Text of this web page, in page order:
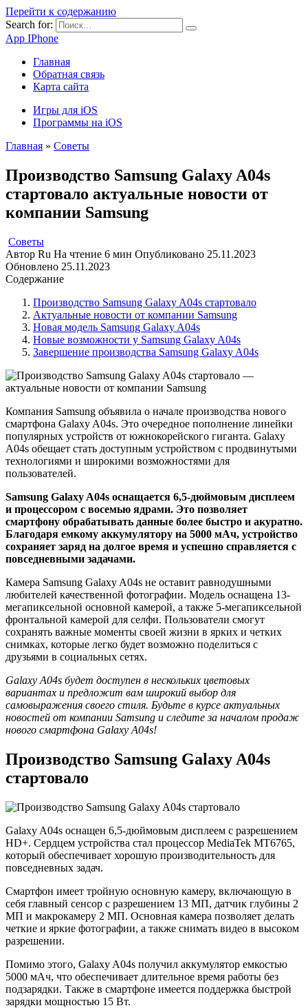
Перейти к содержанию
Search for:
App IPhone
Главная
Обратная связь
Карта сайта
Игры для iOS
Программы на iOS
Главная » Советы
Производство Samsung Galaxy A04s
стартовало актуальные новости от
компании Samsung
Советы
Автор Ru На чтение 6 мин Опубликовано 25.11.2023
Обновлено 25.11.2023
Содержание
Производство Samsung Galaxy A04s стартовало
Актуальные новости от компании Samsung
Новая модель Samsung Galaxy A04s
Новые возможности у Samsung Galaxy A04s
Завершение производства Samsung Galaxy A04s
Компания Samsung объявила о начале производства нового
смартфона Galaxy A04s. Это очередное пополнение линейки
популярных устройств от южнокорейского гиганта. Galaxy
A04s обещает стать доступным устройством с продвинутыми
технологиями и широкими возможностями для
пользователей.
Samsung Galaxy A04s оснащается 6,5-дюймовым дисплеем
и процессором с восемью ядрами. Это позволяет
смартфону обрабатывать данные более быстро и акуратно.
Благодаря емкому аккумулятору на 5000 мАч, устройство
сохраняет заряд на долгое время и успешно справляется с
повседневными задачами.
Камера Samsung Galaxy A04s не оставит равнодушными
любителей качественной фотографии. Модель оснащена 13-
мегапиксельной основной камерой, а также 5-мегапиксельной
фронтальной камерой для селфи. Пользователи смогут
сохранять важные моменты своей жизни в ярких и четких
снимках, которые легко будет возможно поделиться с
друзьями в социальных сетях.
Galaxy A04s будет доступен в нескольких цветовых
вариантах и предложит вам широкий выбор для
самовыражения своего стиля. Будьте в курсе актуальных
новостей от компании Samsung и следите за началом продаж
нового смартфона Galaxy A04s!
Производство Samsung Galaxy A04s
стартовало
Galaxy A04s оснащен 6,5-дюймовым дисплеем с разрешением
HD+. Сердцем устройства стал процессор MediaTek MT6765,
который обеспечивает хорошую производительность для
повседневных задач.
Смартфон имеет тройную основную камеру, включающую в
себя главный сенсор с разрешением 13 МП, датчик глубины 2
МП и макрокамеру 2 МП. Основная камера позволяет делать
четкие и яркие фотографии, а также снимать видео в высоком
разрешении.
Помимо этого, Galaxy A04s получил аккумулятор емкостью
5000 мАч, что обеспечивает длительное время работы без
подзарядки. Также в смартфоне имеется поддержка быстрой
зарядки мощностью 15 Вт.